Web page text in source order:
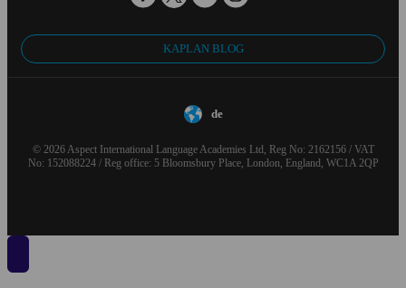
KAPLAN BLOG
de
© 2026 Aspect International Language Academies Ltd, Reg No: 2162156 / VAT
No: 152088224 / Reg office: 5 Bloomsbury Place, London, England, WC1A 2QP